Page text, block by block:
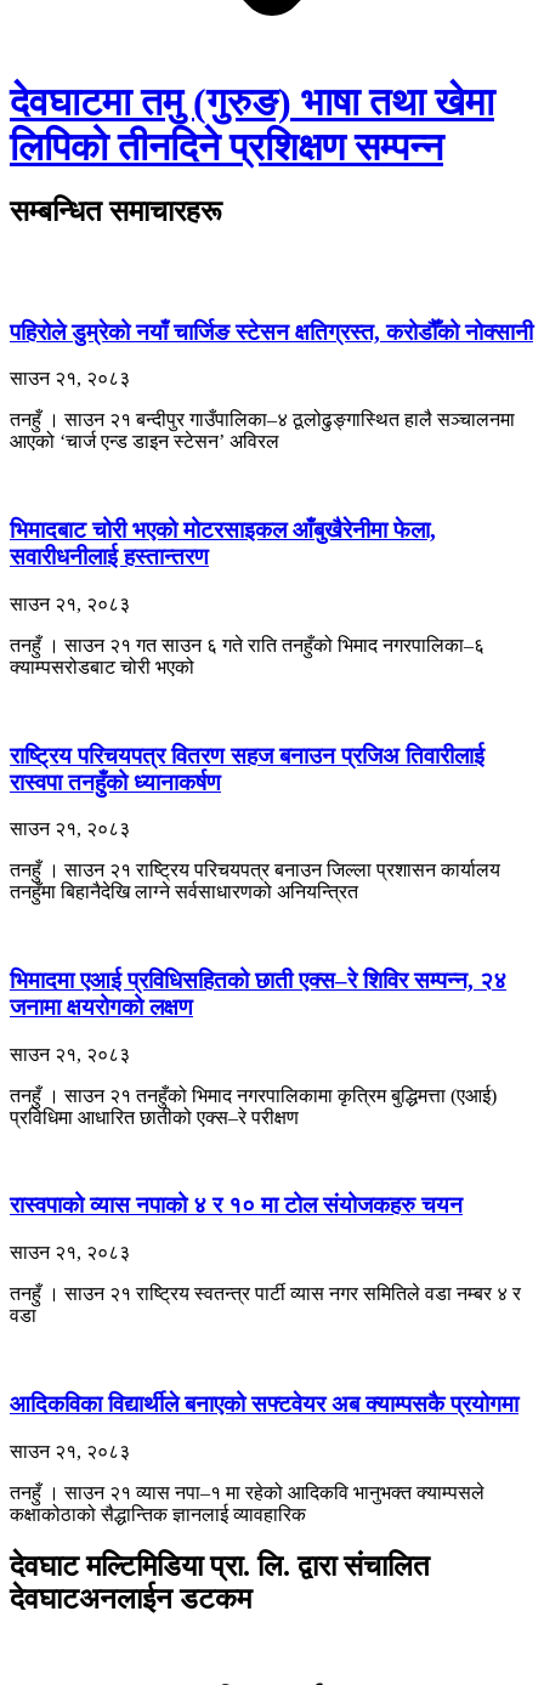
देवघाटमा तमु (गुरुङ) भाषा तथा खेमा
लिपिको तीनदिने प्रशिक्षण सम्पन्न
सम्बन्धित समाचारहरू
पहिरोले डुम्रेको नयाँ चार्जिङ स्टेसन क्षतिग्रस्त, करोडौँको नोक्सानी
साउन २१, २०८३
तनहुँ । साउन २१ बन्दीपुर गाउँपालिका–४ ठूलोढुङ्गास्थित हालै सञ्चालनमा
आएको ‘चार्ज एन्ड डाइन स्टेसन’ अविरल
भिमादबाट चोरी भएको मोटरसाइकल आँबुखैरेनीमा फेला,
सवारीधनीलाई हस्तान्तरण
साउन २१, २०८३
तनहुँ । साउन २१ गत साउन ६ गते राति तनहुँको भिमाद नगरपालिका–६
क्याम्पसरोडबाट चोरी भएको
राष्ट्रिय परिचयपत्र वितरण सहज बनाउन प्रजिअ तिवारीलाई
रास्वपा तनहुँको ध्यानाकर्षण
साउन २१, २०८३
तनहुँ । साउन २१ राष्ट्रिय परिचयपत्र बनाउन जिल्ला प्रशासन कार्यालय
तनहुँमा बिहानैदेखि लाग्ने सर्वसाधारणको अनियन्त्रित
भिमादमा एआई प्रविधिसहितको छाती एक्स–रे शिविर सम्पन्न, २४
जनामा क्षयरोगको लक्षण
साउन २१, २०८३
तनहुँ । साउन २१ तनहुँको भिमाद नगरपालिकामा कृत्रिम बुद्धिमत्ता (एआई)
प्रविधिमा आधारित छातीको एक्स–रे परीक्षण
रास्वपाको व्यास नपाको ४ र १० मा टोल संयोजकहरु चयन
साउन २१, २०८३
तनहुँ । साउन २१ राष्ट्रिय स्वतन्त्र पार्टी व्यास नगर समितिले वडा नम्बर ४ र
वडा
आदिकविका विद्यार्थीले बनाएको सफ्टवेयर अब क्याम्पसकै प्रयोगमा
साउन २१, २०८३
तनहुँ । साउन २१ ​व्यास नपा–१ मा रहेको आदिकवि भानुभक्त क्याम्पसले
कक्षाकोठाको सैद्धान्तिक ज्ञानलाई व्यावहारिक
देवघाट मल्टिमिडिया प्रा. लि. द्वारा संचालित
देवघाटअनलाईन डटकम